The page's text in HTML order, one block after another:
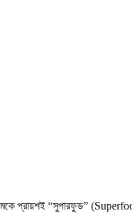
প্রায়শই “সুপারফুড”